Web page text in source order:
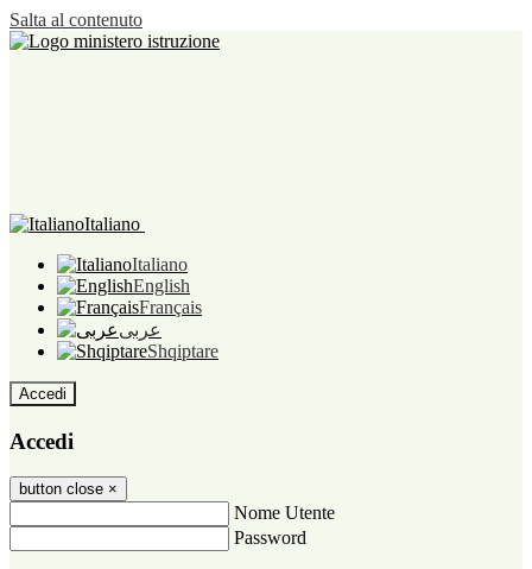
Salta al contenuto
Italiano
Italiano
English
Français
عربى
Shqiptare
Accedi
Accedi
button close ×
Nome Utente
Password